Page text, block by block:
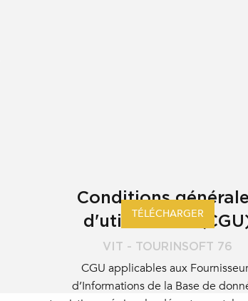
Conditions
d'utilisations
VIT - TOURINSOFT 76
CGU applicables aux
d’Informations de la Base de
TÉLÉCHARGER